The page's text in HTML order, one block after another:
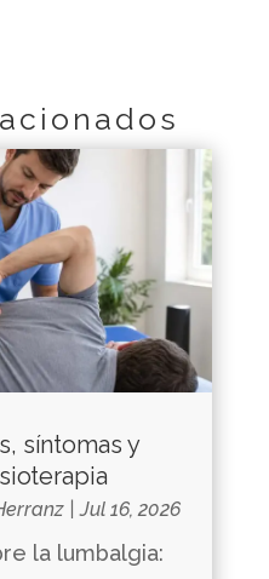
síntomas y
|Jul 16, 2026
la lumbalgia: